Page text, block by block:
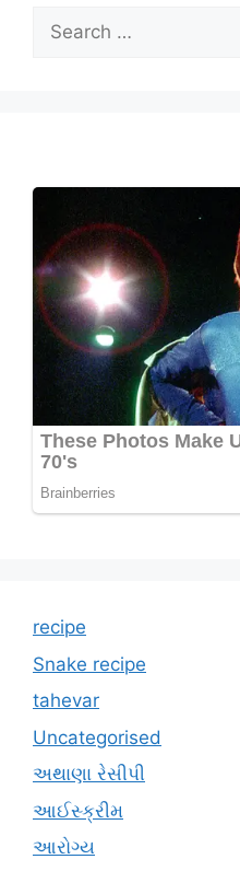
Search
for:
recipe
Snake recipe
tahevar
Uncategorised
અથાણા રેસીપી
આઈસ્ક્રીમ
આરોગ્ય